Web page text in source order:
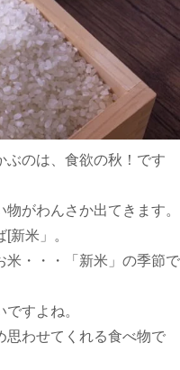
ぶのは、食欲の秋！です
がわんさか出てきます。
新米」。
米・・・「新米」の季節で
すよね。
思わせてくれる食べ物で